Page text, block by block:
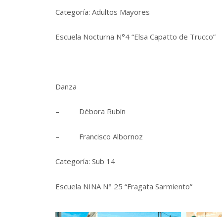
Categoría: Adultos Mayores
Escuela Nocturna N°4 “Elsa Capatto de Trucco”
Danza
– Débora Rubín
– Francisco Albornoz
Categoría: Sub 14
Escuela NINA N° 25 “Fragata Sarmiento”